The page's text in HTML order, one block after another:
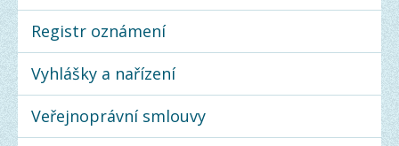
Registr oznámení
Vyhlášky a nařízení
Veřejnoprávní smlouvy